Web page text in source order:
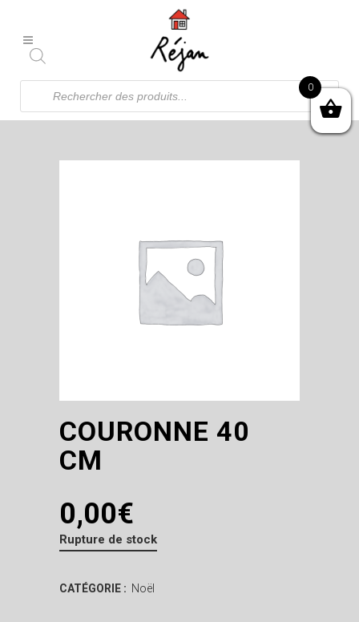
Recherche
produits
COURONNE 40
CM
0,00€
Rupture de stock
CATÉGORIE : Noël
0